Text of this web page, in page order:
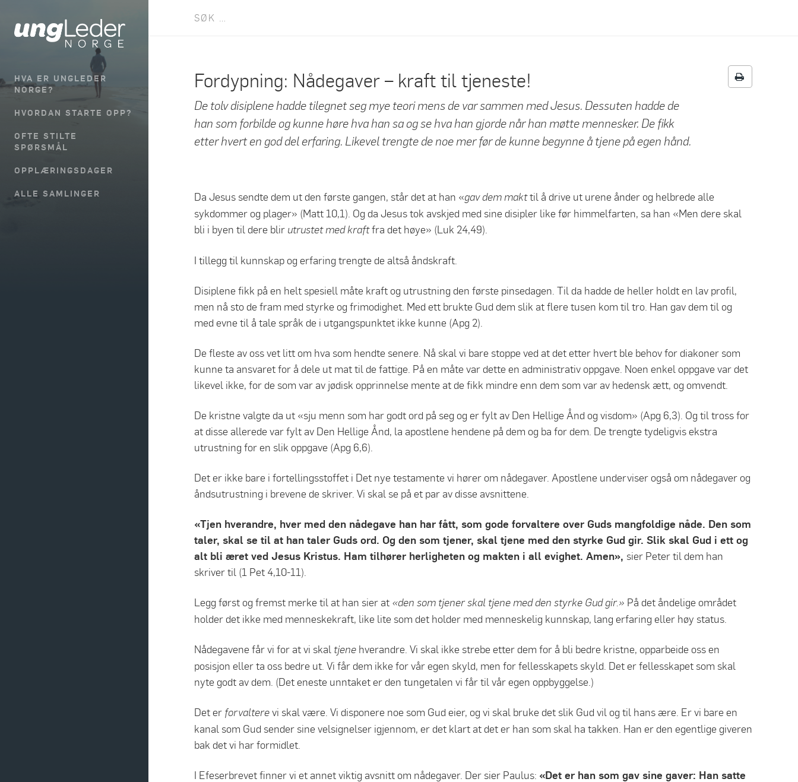
HVA ER UNGLEDER
NORGE?
HVORDAN STARTE OPP?
OFTE STILTE
SPØRSMÅL
OPPLÆRINGSDAGER
ALLE SAMLINGER
etter:
Fordypning: Nådegaver – kraft til tjeneste!
De tolv disiplene hadde tilegnet seg mye teori mens de var sammen med Jesus. Dessuten hadde de
han som forbilde og kunne høre hva han sa og se hva han gjorde når han møtte mennesker. De fikk
etter hvert en god del erfaring. Likevel trengte de noe mer før de kunne begynne å tjene på egen hånd.
Da Jesus sendte dem ut den første gangen, står det at han «gav dem makttil å drive ut urene ånder og helbrede alle
sykdommer og plager» (Matt 10,1). Og da Jesus tok avskjed med sine disipler like før himmelfarten, sa han «Men dere skal
bli i byen til dere blir utrustet med kraftfra det høye» (Luk 24,49).
I tillegg til kunnskap og erfaring trengte de altså åndskraft.
Disiplene fikk på en helt spesiell måte kraft og utrustning den første pinsedagen. Til da hadde de heller holdt en lav profil,
men nå sto de fram med styrke og frimodighet. Med ett brukte Gud dem slik at flere tusen kom til tro. Han gav dem til og
med evne til å tale språk de i utgangspunktet ikke kunne (Apg 2).
De fleste av oss vet litt om hva som hendte senere. Nå skal vi bare stoppe ved at det etter hvert ble behov for diakoner som
kunne ta ansvaret for å dele ut mat til de fattige. På en måte var dette en administrativ oppgave. Noen enkel oppgave var det
likevel ikke, for de som var av jødisk opprinnelse mente at de fikk mindre enn dem som var av hedensk ætt, og omvendt.
De kristne valgte da ut «sju menn som har godt ord på seg og er fylt av Den Hellige Ånd og visdom» (Apg 6,3). Og til tross for
at disse allerede var fylt av Den Hellige Ånd, la apostlene hendene på dem og ba for dem. De trengte tydeligvis ekstra
utrustning for en slik oppgave (Apg 6,6).
Det er ikke bare i fortellingsstoffet i Det nye testamente vi hører om nådegaver. Apostlene underviser også om nådegaver og
åndsutrustning i brevene de skriver. Vi skal se på et par av disse avsnittene.
«Tjen hverandre, hver med den nådegave han har fått, som gode forvaltere over Guds mangfoldige nåde. Den som
taler, skal se til at han taler Guds ord. Og den som tjener, skal tjene med den styrke Gud gir. Slik skal Gud i ett og
alt bli æret ved Jesus Kristus. Ham tilhører herligheten og makten i all evighet. Amen», sier Peter til dem han
skriver til (1 Pet 4,10-11).
Legg først og fremst merke til at han sier at «den som tjener skal tjene med den styrke Gud gir.» På det åndelige området
holder det ikke med menneskekraft, like lite som det holder med menneskelig kunnskap, lang erfaring eller høy status.
Nådegavene får vi for at vi skal tjene hverandre. Vi skal ikke strebe etter dem for å bli bedre kristne, opparbeide oss en
posisjon eller ta oss bedre ut. Vi får dem ikke for vår egen skyld, men for fellesskapets skyld. Det er fellesskapet som skal
nyte godt av dem. (Det eneste unntaket er den tungetalen vi får til vår egen oppbyggelse.)
Det er forvalterevi skal være. Vi disponere noe som Gud eier, og vi skal bruke det slik Gud vil og til hans ære. Er vi bare en
kanal som Gud sender sine velsignelser igjennom, er det klart at det er han som skal ha takken. Han er den egentlige giveren
bak det vi har formidlet.
I Efeserbrevet finner vi et annet viktig avsnitt om nådegaver. Der sier Paulus: «Det er han som gav sine gaver: Han satte